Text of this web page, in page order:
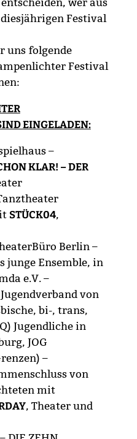
wer aus
Festival
uns folgende
Festival
EINGELADEN:
–
KLAR! – DER
STÜCK04,
Berlin –
junge Ensemble, in
e.V. –
von
bi-, trans,
Jugendliche in
JOG
–
von
mit
, Theater und